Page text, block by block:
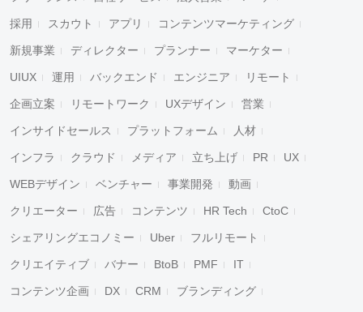
採用 スカウト アプリ コンテンツマーケティング
新規事業 ディレクター プランナー マーケター
UIUX 運用 バックエンド エンジニア リモート
企画立案 リモートワーク UXデザイン 営業
インサイドセールス プラットフォーム 人材
インフラ クラウド メディア 立ち上げ PR UX
WEBデザイン ベンチャー 事業開発 動画
クリエーター 広告 コンテンツ HR Tech CtoC
シェアリングエコノミー Uber フルリモート
クリエイティブ バナー BtoB PMF IT
コンテンツ企画 DX CRM ブランディング